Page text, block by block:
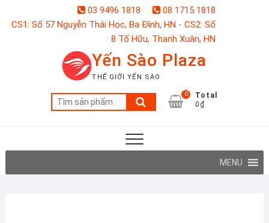
03 9496 1818
08 1715 1818
CS1: Số 57 Nguyễn Thái Học, Ba Đình, HN - CS2: Số
8 Tố Hữu, Thanh Xuân, HN
Yến Sào Plaza
THẾ GIỚI YẾN SÀO
Tìm
kiếm:
0
Total
0₫
MENU